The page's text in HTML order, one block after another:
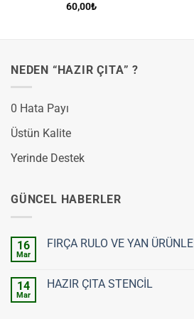
60,00₺
NEDEN “HAZIR ÇITA” ?
0 Hata Payı
Üstün Kalite
Yerinde Destek
GÜNCEL HABERLER
16
Mar
FIRÇA RULO VE YAN
RULO
14
Mar
HAZIR ÇITA STENCİL